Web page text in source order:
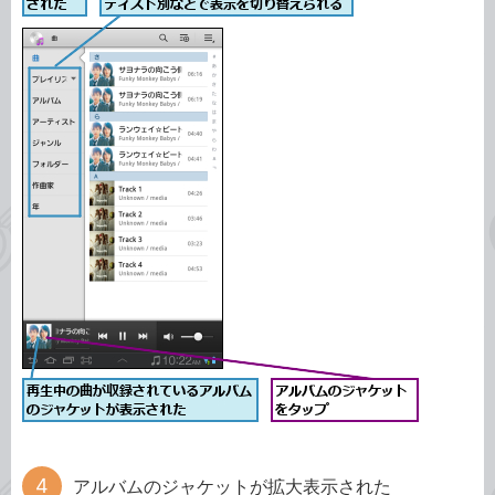
アルバムのジャケットが拡大表示された